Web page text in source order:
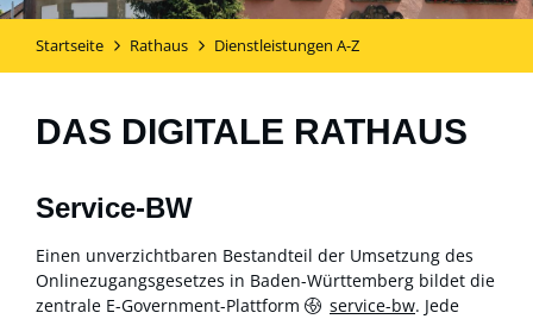
Startseite Rathaus Dienstleistungen A-Z
DAS DIGITALE RATHAUS
Service-BW
Einen unverzichtbaren Bestandteil der Umsetzung des
Onlinezugangsgesetzes in Baden-Württemberg bildet die
zentrale E-Government-Plattform
service-bw. Jede